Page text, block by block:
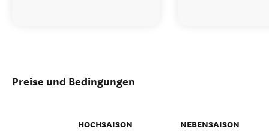
Preise und Bedingungen
HOCHSAISON NEBENSAISON